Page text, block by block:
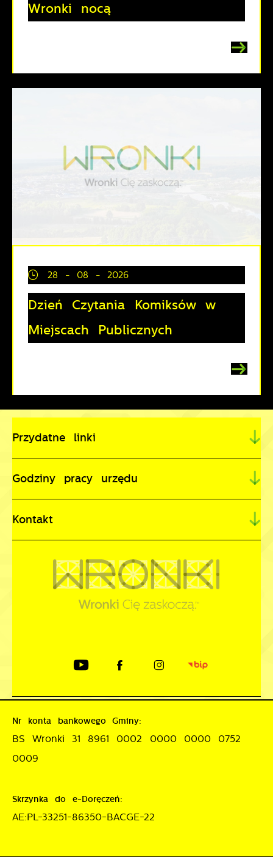
Wronki nocą
28 - 08 - 2026
Dzień Czytania Komiksów w
Miejscach Publicznych
Przydatne linki
Godziny pracy urzędu
Kontakt
Nr konta bankowego Gminy:
BS Wronki 31 8961 0002 0000 0000 0752
0009
Skrzynka do e-Doręczeń:
AE:PL-33251-86350-BACGE-22